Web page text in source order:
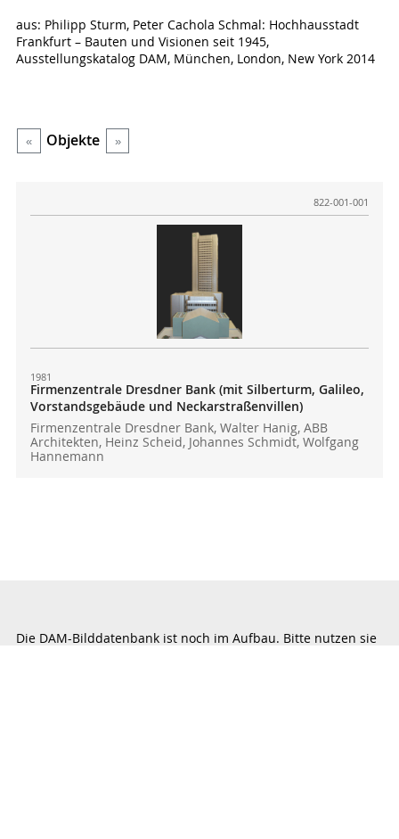
aus: Philipp Sturm, Peter Cachola Schmal: Hochhausstadt
Frankfurt – Bauten und Visionen seit 1945,
Ausstellungskatalog DAM, München, London, New York 2014
« Objekte »
822-001-001
1981
Firmenzentrale Dresdner Bank (mit Silberturm, Galileo,
Vorstandsgebäude und Neckarstraßenvillen)
Firmenzentrale Dresdner Bank, Walter Hanig, ABB
Architekten, Heinz Scheid, Johannes Schmidt, Wolfgang
Hannemann
Die DAM-Bilddatenbank ist noch im Aufbau. Bitte nutzen sie